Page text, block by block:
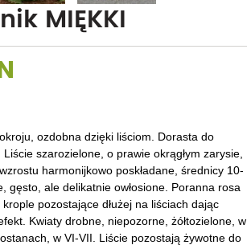
MIĘKKI
ozdobna dzięki liściom. Dorasta do
szarozielone, o prawie okrągłym zarysie,
harmonijkowo poskładane, średnicy 10-
gęsto, ale delikatnie owłosione. Poranna rosa
pozostające dłużej na liściach dając
Kwiaty drobne, niepozorne, żółtozielone, w
w VI-VII. Liście pozostają żywotne do